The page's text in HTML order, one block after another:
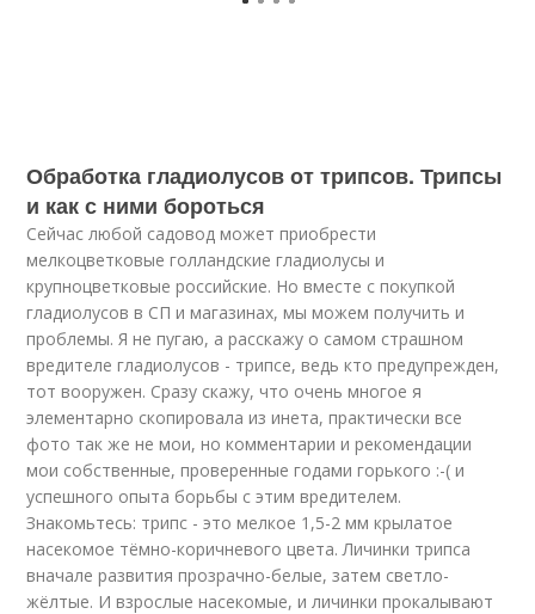
Обработка гладиолусов от трипсов. Трипсы
и как с ними бороться
Сейчас любой садовод может приобрести
мелкоцветковые голландские гладиолусы и
крупноцветковые российские. Но вместе с покупкой
гладиолусов в СП и магазинах, мы можем получить и
проблемы. Я не пугаю, а расскажу о самом страшном
вредителе гладиолусов - трипсе, ведь кто предупрежден,
тот вооружен. Сразу скажу, что очень многое я
элементарно скопировала из инета, практически все
фото так же не мои, но комментарии и рекомендации
мои собственные, проверенные годами горького :-( и
успешного опыта борьбы с этим вредителем.
Знакомьтесь: трипс - это мелкое 1,5-2 мм крылатое
насекомое тёмно-коричневого цвета. Личинки трипса
вначале развития прозрачно-белые, затем светло-
жёлтые. И взрослые насекомые, и личинки прокалывают